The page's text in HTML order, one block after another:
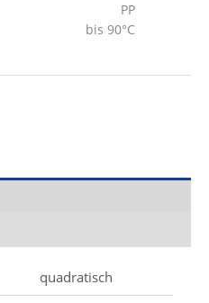
PP
bis 90°C
quadratisch